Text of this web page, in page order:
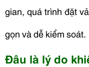
gian, quá trình đặt
gọn và dễ kiểm soát.
Đâu là lý do